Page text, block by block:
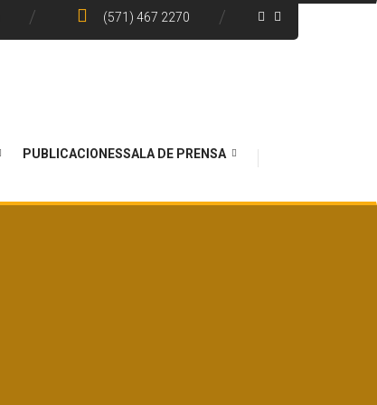
(571) 467 2270
PUBLICACIONESSALA DE PRENSA